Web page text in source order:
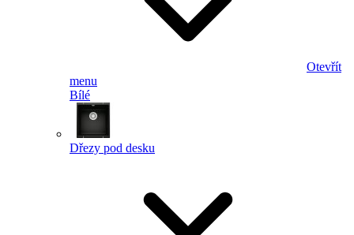
Otevřít
menu
Bílé
Dřezy pod desku